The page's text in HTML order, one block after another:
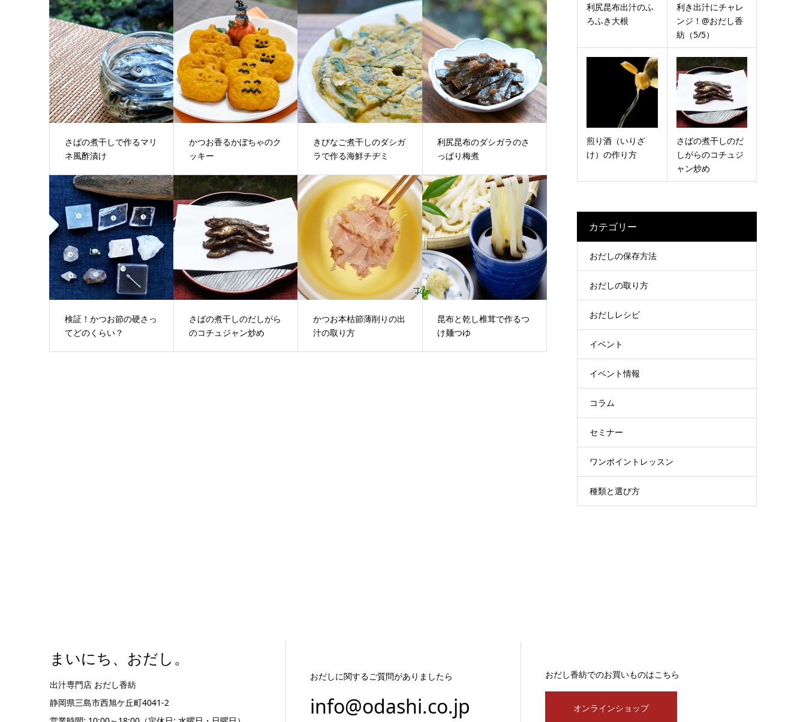
さばの煮干しで作るマリ
ネ風酢漬け
かつお香るかぼちゃのク
ッキー
きびなご煮干しのダシガ
ラで作る海鮮チヂミ
利尻昆布のダシガラのさ
っぱり梅煮
検証！かつお節の硬さっ
てどのくらい？
さばの煮干しのだしがら
のコチュジャン炒め
かつお本枯節薄削りの出
汁の取り方
昆布と乾し椎茸で作るつ
け麺つゆ
利尻昆布出汁のふ
ろふき大根
利き出汁にチャレ
ンジ！@おだし香
紡（5/5）
煎り酒（いりざ
け）の作り方
さばの煮干しのだ
しがらのコチュジ
ャン炒め
カテゴリー
おだしの保存方法
おだしの取り方
おだしレシピ
イベント
イベント情報
コラム
セミナー
ワンポイントレッスン
種類と選び方
まいにち、おだし。
出汁専門店 おだし香紡
静岡県三島市西旭ケ丘町4041-2
おだしに関するご質問がありましたら
info@odashi.co.jp
おだし香紡でのお買いものはこちら
オンラインショップ